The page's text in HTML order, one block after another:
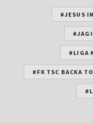
#JESUS
#LIGA
#FK TSC BACKA